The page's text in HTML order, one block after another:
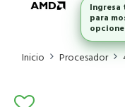
Inicio Procesador
Ingresa
para